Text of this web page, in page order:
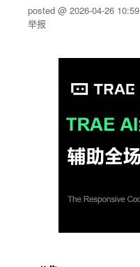
后端
posted @ 2026-04-26 10:59
举报